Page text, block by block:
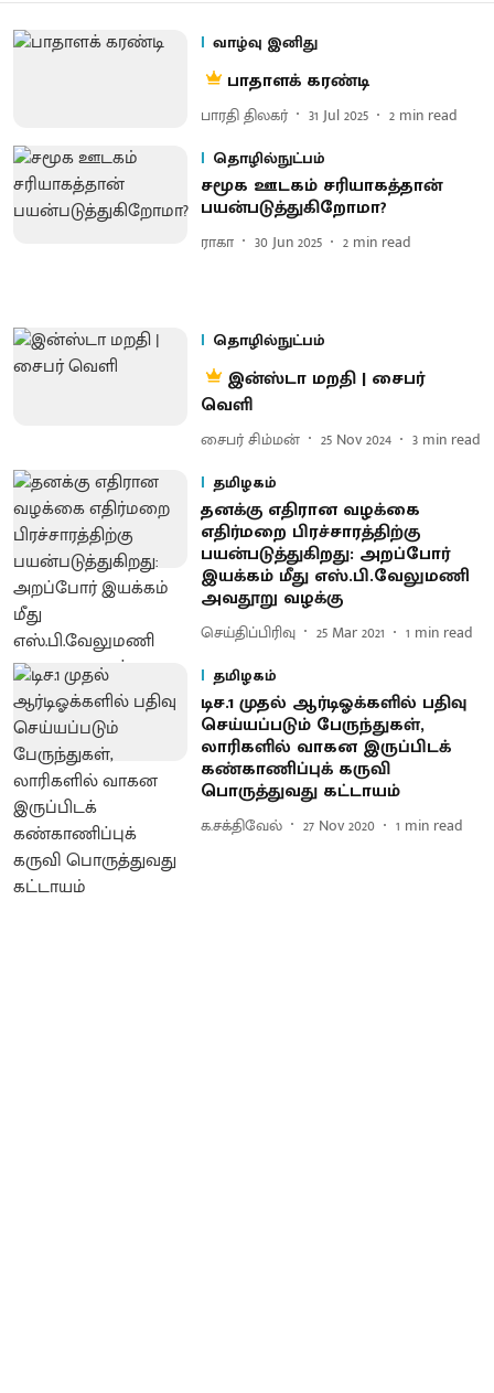
வாழ்வு இனிது
பாதாளக் கரண்டி
பாரதி திலகர் 31 Jul 2025 2 min read
தொழில்நுட்பம்
சமூக ஊடகம் சரியாகத்தான்
பயன்படுத்துகிறோமா?
ராகா 30 Jun 2025 2 min read
தொழில்நுட்பம்
இன்ஸ்டா மறதி | சைபர்
வெளி
சைபர் சிம்மன் 25 Nov 2024 3 min read
தமிழகம்
தனக்கு எதிரான வழக்கை
எதிர்மறை பிரச்சாரத்திற்கு
பயன்படுத்துகிறது: அறப்போர்
இயக்கம் மீது எஸ்.பி.வேலுமணி
அவதூறு வழக்கு
செய்திப்பிரிவு 25 Mar 2021 1 min read
தமிழகம்
டிச.1 முதல் ஆர்டிஓக்களில் பதிவு
செய்யப்படும் பேருந்துகள்,
லாரிகளில் வாகன இருப்பிடக்
கண்காணிப்புக் கருவி
பொருத்துவது கட்டாயம்
க.சக்திவேல் 27 Nov 2020 1 min read